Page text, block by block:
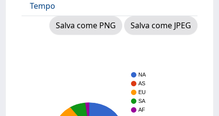
Tempo
Salva come PNG
Salva come JPEG
NA
AS
EU
SA
AF